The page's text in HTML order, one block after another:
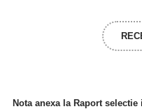
Nota anexa la Raport